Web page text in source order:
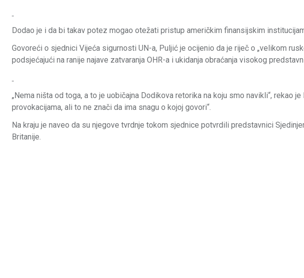
Dodao je i da bi takav potez mogao otežati pristup američkim finansijskim
Govoreći o sjednici Vijeća sigurnosti UN-a, Puljić je ocijenio da je riječ o „velikom
podsjećajući na ranije najave zatvaranja OHR-a i ukidanja obraćanja visokog
„Nema ništa od toga, a to je uobičajna Dodikova retorika na koju smo navikli“, rekao
provokacijama, ali to ne znači da ima snagu o kojoj govori“.
Na kraju je naveo da su njegove tvrdnje tokom sjednice potvrdili predstavnici
Britanije.